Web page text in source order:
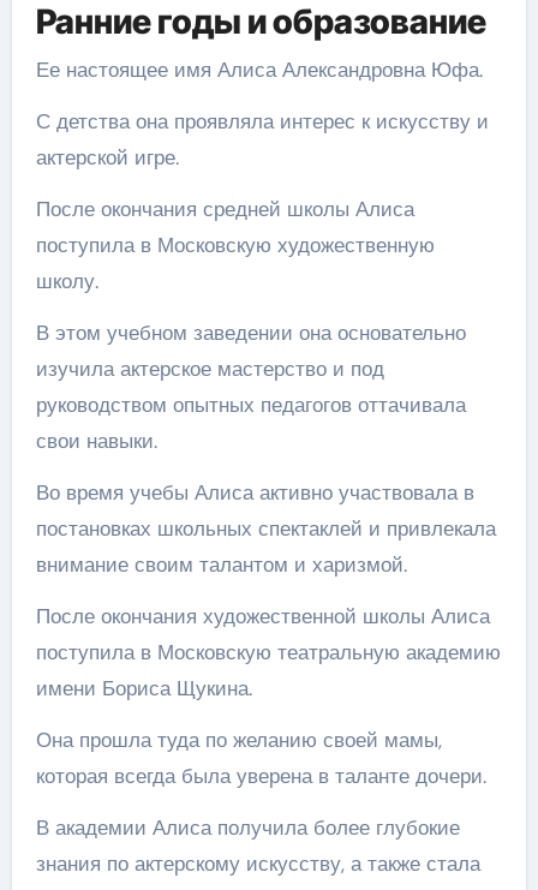
Ранние годы и образование
Ее настоящее имя Алиса Александровна Юфа.
С детства она проявляла интерес к искусству и
актерской игре.
После окончания средней школы Алиса
поступила в Московскую художественную
школу.
В этом учебном заведении она основательно
изучила актерское мастерство и под
руководством опытных педагогов оттачивала
свои навыки.
Во время учебы Алиса активно участвовала в
постановках школьных спектаклей и привлекала
внимание своим талантом и харизмой.
После окончания художественной школы Алиса
поступила в Московскую театральную академию
имени Бориса Щукина.
Она прошла туда по желанию своей мамы,
которая всегда была уверена в таланте дочери.
В академии Алиса получила более глубокие
знания по актерскому искусству, а также стала